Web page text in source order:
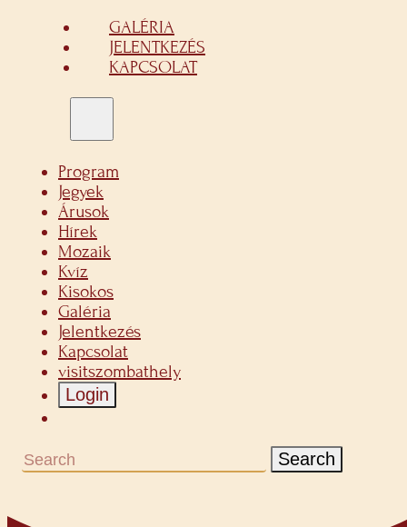
GALÉRIA
JELENTKEZÉS
KAPCSOLAT
Program
Jegyek
Árusok
Hírek
Mozaik
Kvíz
Kisokos
Galéria
Jelentkezés
Kapcsolat
visitszombathely
Login
Search